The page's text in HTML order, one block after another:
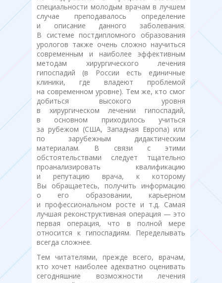
специальности молодым врачам в лучшем
случае преподавалось определение
и описание данного заболевания.
В системе постдипломного образования
урологов также очень сложно научиться
современным и наиболее эффективным
методам хирургического лечения
гипоспадий (в России есть единичные
клиники, где владеют проблемой
на современном уровне). Тем же, кто смог
добиться высокого уровня
в хирургическом лечении гипоспадий,
в основном приходилось учиться
за рубежом (США, Западная Европа) или
по зарубежным дидактическим
материалам. В связи с этими
обстоятельствами следует тщательно
проанализировать квалификацию
и репутацию врача, к которому
Вы обращаетесь, получить информацию
о его образовании, карьерном
и профессиональном росте и т.д. Самая
лучшая реконструктивная операция — это
первая операция, что в полной мере
относится к гипоспадиям. Переделывать
всегда сложнее.
Тем читателями, прежде всего, врачам,
кто хочет наиболее адекватно оценивать
сегодняшние возможности лечения